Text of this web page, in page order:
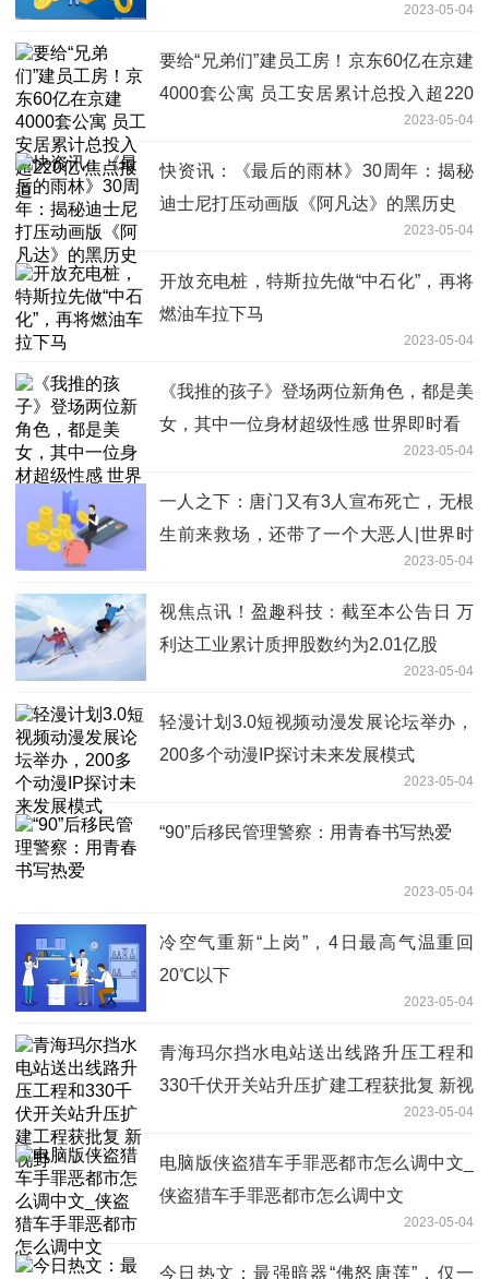
2023-05-04
要给“兄弟们”建员工房！京东60亿在京建
4000套公寓 员工安居累计总投入超220
2023-05-04
快资讯：《最后的雨林》30周年：揭秘
迪士尼打压动画版《阿凡达》的黑历史
2023-05-04
开放充电桩，特斯拉先做“中石化”，再将
燃油车拉下马
2023-05-04
《我推的孩子》登场两位新角色，都是美
女，其中一位身材超级性感 世界即时看
2023-05-04
一人之下：唐门又有3人宣布死亡，无根
生前来救场，还带了一个大恶人|世界时
2023-05-04
视焦点讯！盈趣科技：截至本公告日 万
利达工业累计质押股数约为2.01亿股
2023-05-04
轻漫计划3.0短视频动漫发展论坛举办，
200多个动漫IP探讨未来发展模式
2023-05-04
“90”后移民管理警察：用青春书写热爱
2023-05-04
冷空气重新“上岗”，4日最高气温重回
20℃以下
2023-05-04
青海玛尔挡水电站送出线路升压工程和
330千伏开关站升压扩建工程获批复 新视
2023-05-04
电脑版侠盗猎车手罪恶都市怎么调中文_
侠盗猎车手罪恶都市怎么调中文
2023-05-04
今日热文：最强暗器“佛怒唐莲”，仅一